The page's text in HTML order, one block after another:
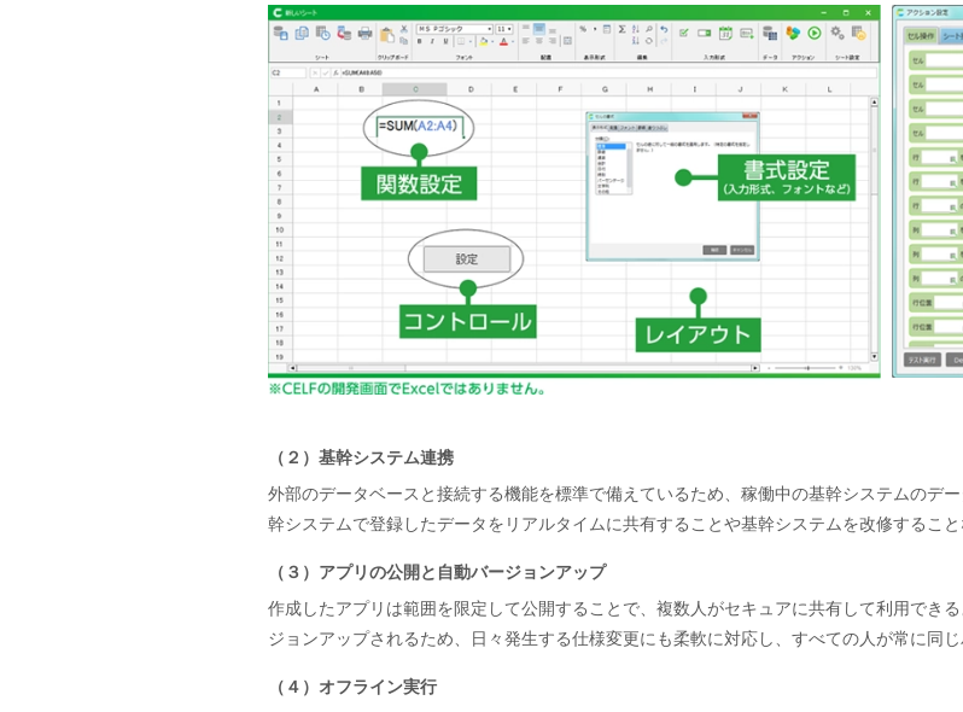
（２）基幹システム連携
外部のデータベースと接続する機能を標準で備えているため、稼働中の基幹システムのデ
幹システムで登録したデータをリアルタイムに共有することや基幹システムを改修するこ
（３）アプリの公開と自動バージョンアップ
作成したアプリは範囲を限定して公開することで、複数人がセキュアに共有して利用でき
ジョンアップされるため、日々発生する仕様変更にも柔軟に対応し、すべての人が常に同
（４）オフライン実行